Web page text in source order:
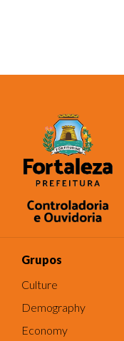
Grupos
Culture
Demography
Economy